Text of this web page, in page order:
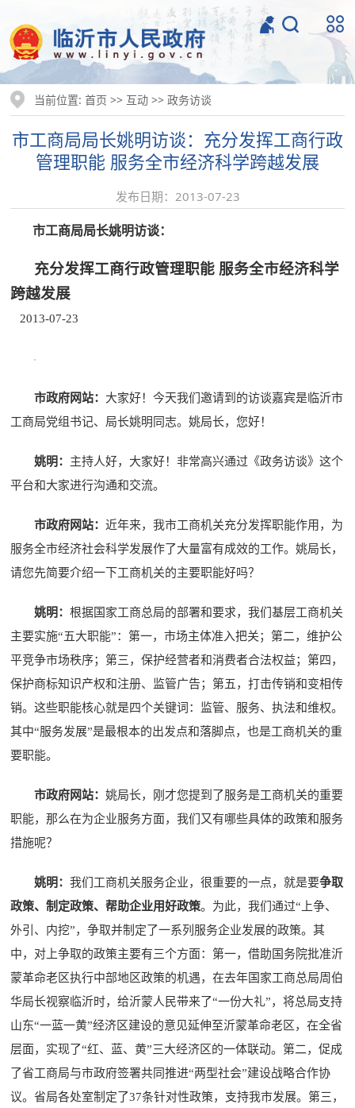
当前位置:首页 >> 互动 >>政务访谈
市工商局局长姚明访谈：充分发挥工商行政
管理职能 服务全市经济科学跨越发展
发布日期：2013-07-23
市工商局局长姚明访谈：
充分发挥工商行政管理职能 服务全市经济科学
跨越发展
2013-07-23
市政府网站： 大家好！今天我们邀请到的访谈嘉宾是临沂市
工商局党组书记、局长姚明同志。姚局长，您好！
姚明： 主持人好，大家好！非常高兴通过《政务访谈》这个
平台和大家进行沟通和交流。
市政府网站：近年来，我市工商机关充分发挥职能作用，为
服务全市经济社会科学发展作了大量富有成效的工作。姚局长，
请您先简要介绍一下工商机关的主要职能好吗？
姚明：根据国家工商总局的部署和要求，我们基层工商机关
主要实施“五大职能”：第一，市场主体准入把关；第二，维护公
平竞争市场秩序；第三，保护经营者和消费者合法权益；第四，
保护商标知识产权和注册、监管广告；第五，打击传销和变相传
销。这些职能核心就是四个关键词：监管、服务、执法和维权。
其中“服务发展”是最根本的出发点和落脚点，也是工商机关的重
要职能。
市政府网站：姚局长，刚才您提到了服务是工商机关的重要
职能，那么在为企业服务方面，我们又有哪些具体的政策和服务
措施呢？
姚明：我们工商机关服务企业，很重要的一点，就是要争取
政策、制定政策、帮助企业用好政策。为此，我们通过“上争、
外引、内挖”，争取并制定了一系列服务企业发展的政策。其
中，对上争取的政策主要有三个方面：第一，借助国务院批准沂
蒙革命老区执行中部地区政策的机遇，在去年国家工商总局周伯
华局长视察临沂时，给沂蒙人民带来了“一份大礼”，将总局支持
山东“一蓝一黄”经济区建设的意见延伸至沂蒙革命老区，在全省
层面，实现了“红、蓝、黄”三大经济区的一体联动。第二，促成
了省工商局与市政府签署共同推进“两型社会”建设战略合作协
议。省局各处室制定了37条针对性政策，支持我市发展。第三，